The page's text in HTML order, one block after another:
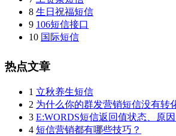
8 生日祝福短信
9 106短信接口
10 国际短信
热点文章
1 立秋养生短信
2 为什么你的群发营销短信没有转
3 E:WORDS短信返回值状态、原
4 短信营销都有哪些技巧？